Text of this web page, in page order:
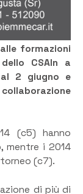
formazioni
CSAIn a
2 giugno e
collaborazione
(c5) hanno
i 2014
(c7).
di più di